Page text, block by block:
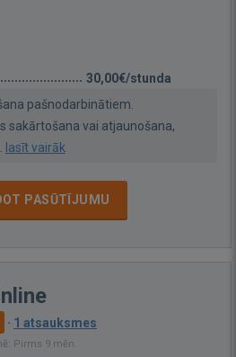
30,00€/stunda
pašnodarbinātiem.
sakārtošana vai atjaunošana,
lasīt vairāk
PASŪTĪJUMU
· 1 atsauksmes
Pirms 9 mēn.